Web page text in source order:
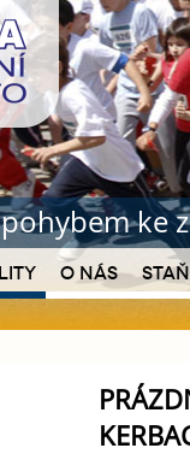
ke
O nás